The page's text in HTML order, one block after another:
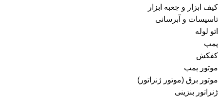
کیف ابزار و جعبه ابزار
تاسیسات و آبرسانی
اتو لوله
پمپ
کفکش
موتور پمپ
موتور برق (موتور ژنراتور)
ژنراتور بنزینی